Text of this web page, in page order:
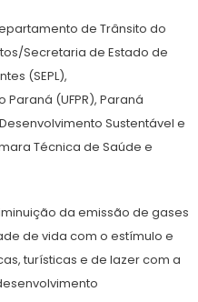
de Trânsito do
Secretaria de Estado de
(SEPL),
(UFPR), Paraná
Sustentável e
Técnica de Saúde e
da emissão de gases
de vida com o estímulo e
turísticas e de lazer com a